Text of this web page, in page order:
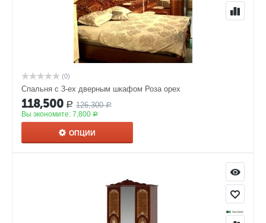
(0)
Спальня с 3-ех дверным шкафом Роза орех
118,500 Р 126,300 Р
Вы экономите: 7,800 Р
ОПЦИИ